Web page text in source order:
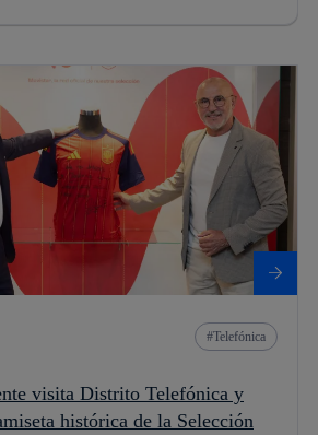
Telefónica
visita Distrito Telefónica y
histórica de la Selección